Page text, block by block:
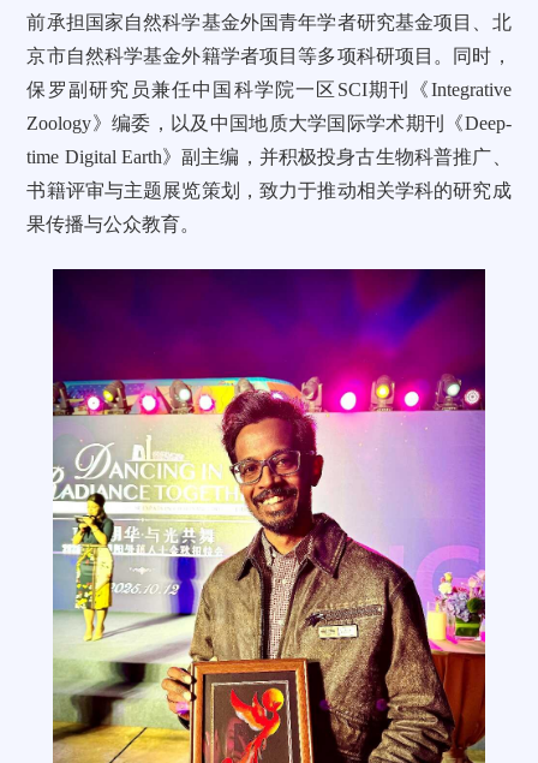
前承担国家自然科学基金外国青年学者研究基金项目、北
京市自然科学基金外籍学者项目等多项科研项目。同时，
保罗副研究员兼任中国科学院一区SCI期刊《Integrative
Zoology》编委，以及中国地质大学国际学术期刊《Deep-
time Digital Earth》副主编，并积极投身古生物科普推广、
书籍评审与主题展览策划，致力于推动相关学科的研究成
果传播与公众教育。